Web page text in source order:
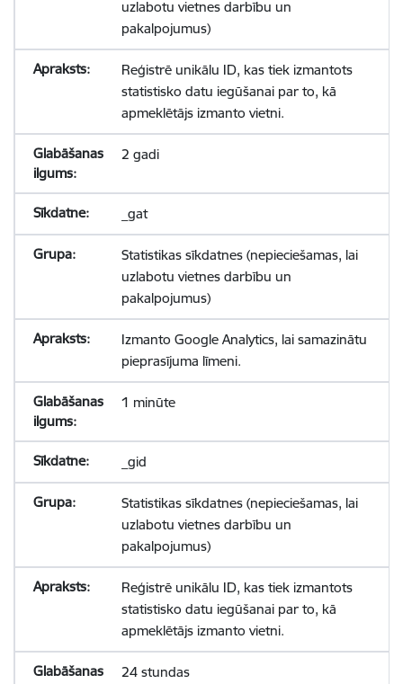
uzlabotu vietnes darbību un
pakalpojumus)
Reģistrē unikālu ID, kas tiek izmantots
statistisko datu iegūšanai par to, kā
apmeklētājs izmanto vietni.
2 gadi
_gat
Statistikas sīkdatnes (nepieciešamas, lai
uzlabotu vietnes darbību un
pakalpojumus)
Izmanto Google Analytics, lai samazinātu
pieprasījuma līmeni.
1 minūte
_gid
Statistikas sīkdatnes (nepieciešamas, lai
uzlabotu vietnes darbību un
pakalpojumus)
Reģistrē unikālu ID, kas tiek izmantots
statistisko datu iegūšanai par to, kā
apmeklētājs izmanto vietni.
24 stundas